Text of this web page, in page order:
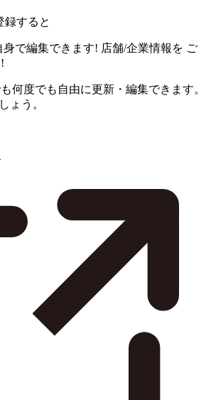
録すると
身で編集できます! 店舗/企業情報を ご
何度でも自由に更新・編集できます。
ょう。